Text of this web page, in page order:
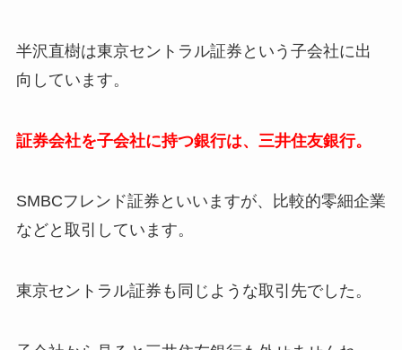
半沢直樹は東京セントラル証券という子会社に出
向しています。
証券会社を子会社に持つ銀行は、三井住友銀行。
SMBCフレンド証券といいますが、比較的零細企業
などと取引しています。
東京セントラル証券も同じような取引先でした。